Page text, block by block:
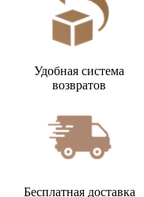
Удобная система
возвратов
Бесплатная доставка